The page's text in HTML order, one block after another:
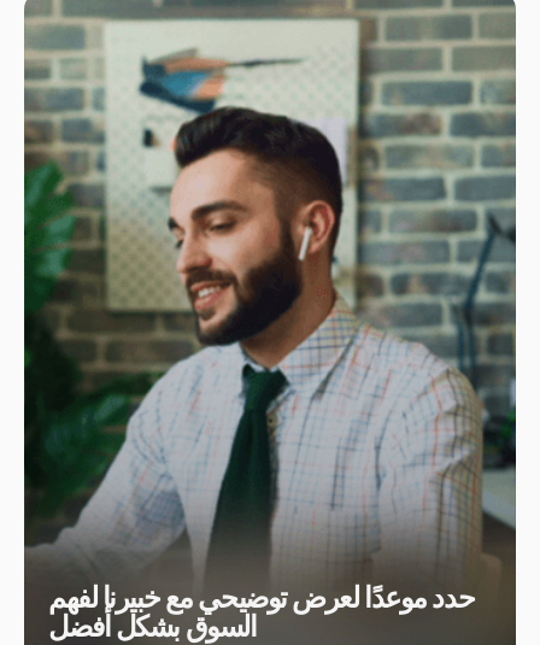
حدد موعدًا لعرض توضيحي مع خبيرنا لفهم
السوق بشكل أفضل